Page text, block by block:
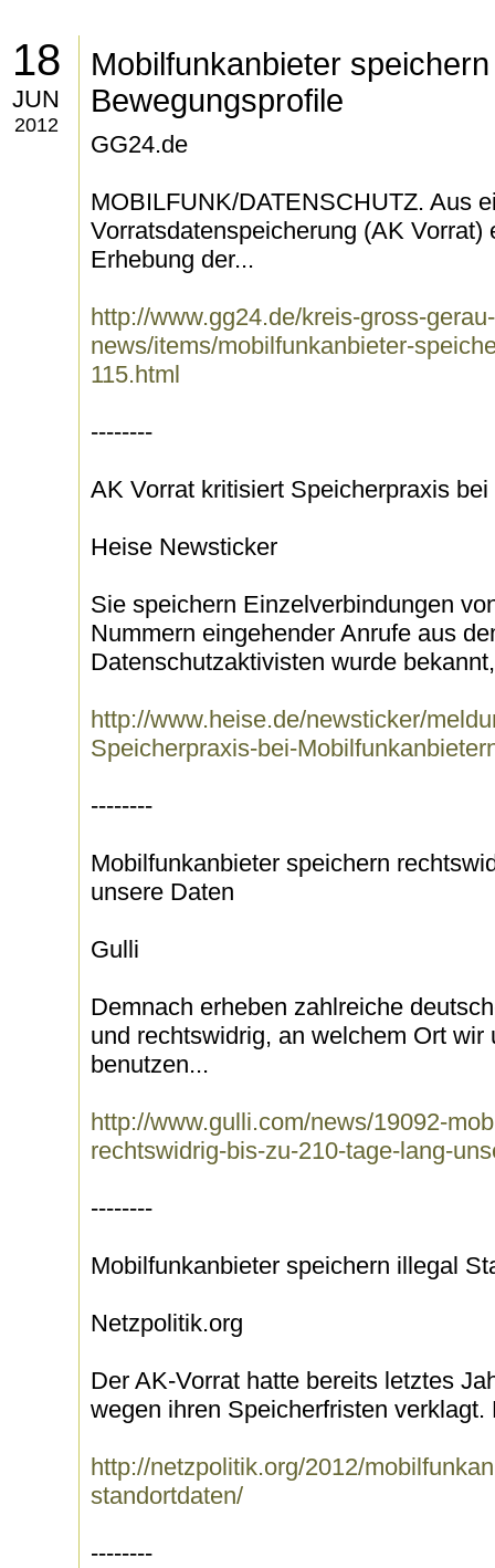
18
JUN
2012
Mobilfunkanbieter
Bewegungsprofile
GG24.de
MOBILFUNK/DATENSCHUTZ. Aus
Vorratsdatenspeicherung (AK Vorrat)
Erhebung der...
http://www.gg24.de/kreis-gross-gerau-
news/items/mobilfunkanbieter-
115.html
--------
AK Vorrat kritisiert Speicherpraxis
Heise Newsticker
Sie speichern Einzelverbindungen
Nummern eingehender Anrufe aus
Datenschutzaktivisten wurde
http://www.heise.de/newsticker/
Speicherpraxis-bei-
--------
Mobilfunkanbieter speichern
unsere Daten
Gulli
Demnach erheben zahlreiche
und rechtswidrig, an welchem Ort
benutzen...
http://www.gulli.com/news/19092-
rechtswidrig-bis-zu-210-tage-lang-
--------
Mobilfunkanbieter speichern illegal
Netzpolitik.org
Der AK-Vorrat hatte bereits letztes
wegen ihren Speicherfristen
http://netzpolitik.org/2012/
standortdaten/
--------